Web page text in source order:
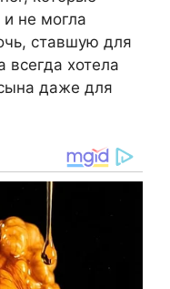
не могла
ставшую для
хотела
даже для